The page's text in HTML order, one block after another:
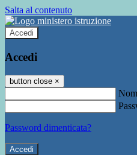
Salta al contenuto
Accedi
Accedi
button close ×
Password dimenticata?